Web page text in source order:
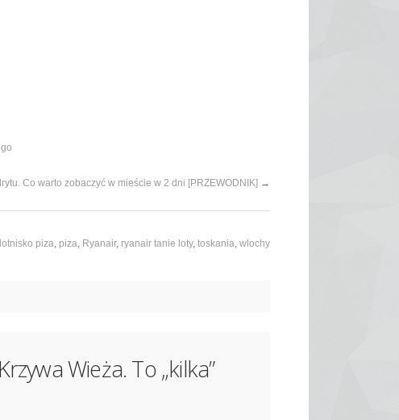
Co warto zobaczyć w mieście w 2 dni [PRZEWODNIK] →
lotnisko piza piza Ryanair, ryanair tanie loty, toskania wlochy
Wieża. To „kilka”